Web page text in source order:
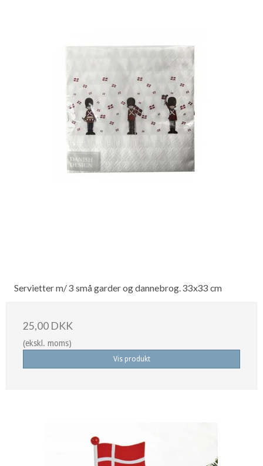
Servietter m/ 3 små garder og dannebrog. 33x33 cm
25,00 DKK
(ekskl. moms)
Vis produkt